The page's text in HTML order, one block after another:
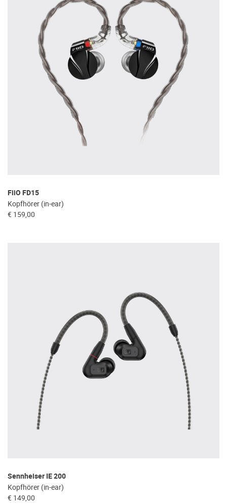
FiiO FD15
Kopfhörer (in-ear)
€ 159,00
Sennheiser IE 200
Kopfhörer (in-ear)
€ 149,00